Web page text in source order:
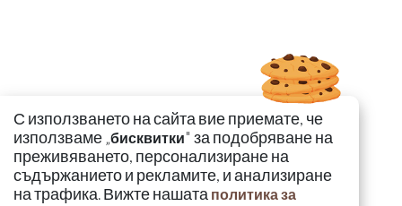
С използването на сайта вие приемате, че
използваме „бисквитки" за подобряване на
преживяването, персонализиране на
съдържанието и рекламите, и анализиране
на трафика. Вижте нашата политика за